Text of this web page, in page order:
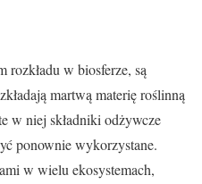
rozkładu w biosferze, są
martwą materię roślinną
w niej składniki odżywcze
ponownie wykorzystane.
w wielu ekosystemach,